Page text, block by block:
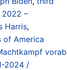
2022 –
Harris,
of America
vorab
2024 /